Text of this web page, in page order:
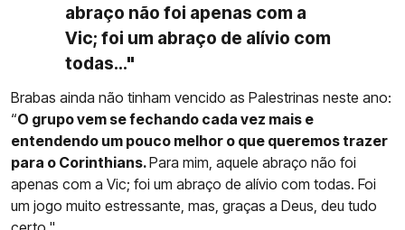
abraço não foi apenas com a
Vic; foi um abraço de alívio com
todas..."
Brabas ainda não tinham vencido as Palestrinas neste ano:
“O grupo vem se fechando cada vez mais e
entendendo um pouco melhor o que queremos trazer
para o Corinthians.Para mim, aquele abraço não foi
apenas com a Vic; foi um abraço de alívio com todas. Foi
um jogo muito estressante, mas, graças a Deus, deu tudo